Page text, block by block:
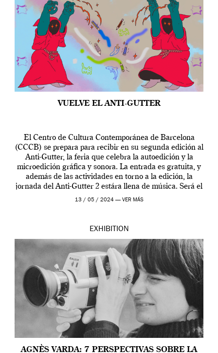
VUELVE EL ANTI-GUTTER
El Centro de Cultura Contemporánea de Barcelona
(CCCB) se prepara para recibir en su segunda edición al
Anti-Gutter, la feria que celebra la autoedición y la
microedición gráfica y sonora. La entrada es gratuita, y
además de las actividades en torno a la edición, la
jornada del Anti-Gutter 2 estára llena de música. Será el
[…]
13 / 05 / 2024 — VER MÁS
EXHIBITION
AGNÈS VARDA: 7 PERSPECTIVAS SOBRE LA